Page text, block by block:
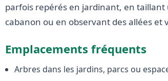
parfois repérés en jardinant, en
cabanon ou en observant des allées et
Emplacements fréquents
Arbres dans les jardins, parcs ou